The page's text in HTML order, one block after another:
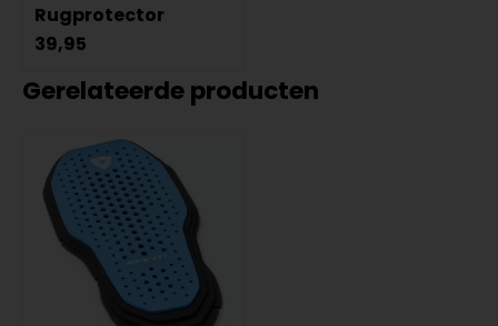
Rugprotector
39,95
Gerelateerde producten